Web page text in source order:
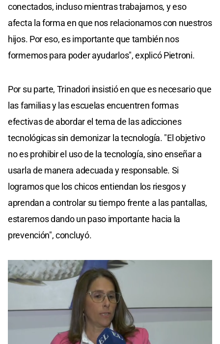
conectados, incluso mientras trabajamos, y eso
afecta la forma en que nos relacionamos con nuestros
hijos. Por eso, es importante que también nos
formemos para poder ayudarlos", explicó Pietroni.
Por su parte, Trinadori insistió en que es necesario que
las familias y las escuelas encuentren formas
efectivas de abordar el tema de las adicciones
tecnológicas sin demonizar la tecnología. "El objetivo
no es prohibir el uso de la tecnología, sino enseñar a
usarla de manera adecuada y responsable. Si
logramos que los chicos entiendan los riesgos y
aprendan a controlar su tiempo frente a las pantallas,
estaremos dando un paso importante hacia la
prevención", concluyó.